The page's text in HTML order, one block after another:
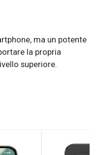
ma un potente
la propria
superiore.